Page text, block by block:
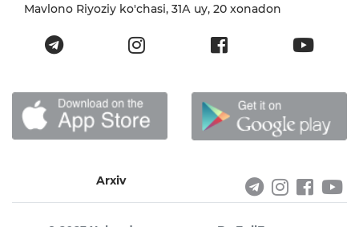
Mavlono Riyoziy ko'chasi, 31А uy, 20 xonadon
Arxiv